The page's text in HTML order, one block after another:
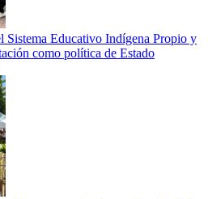
Sistema Educativo Indígena Propio y
como política de Estado